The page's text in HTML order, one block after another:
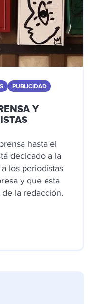
PUBLICIDAD
Y
hasta el
dedicado a la
los periodistas
y que esta
la redacción.